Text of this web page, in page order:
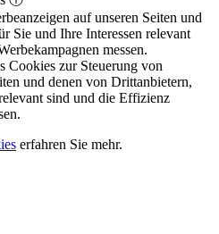
auf unseren Seiten und
Sie und Ihre Interessen relevant
messen.
Cookies zur Steuerung von
und denen von Drittanbietern,
sind und die Effizienz
erfahren Sie mehr.